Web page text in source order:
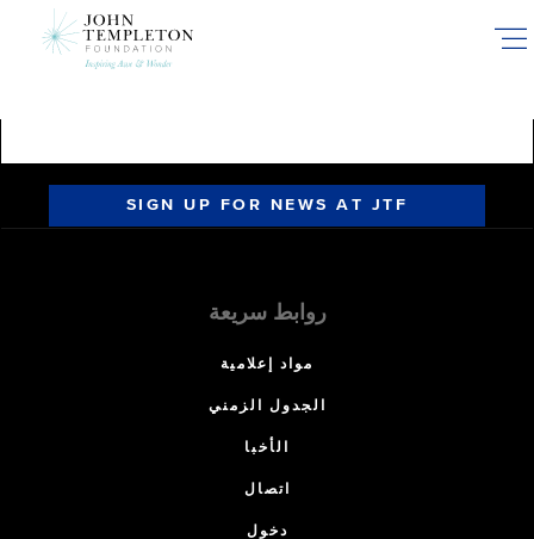
SIGN UP FOR NEWS AT JTF
روابط سريعة
مواد إعلامية
الجدول الزمني
الأخبا
اتصال
دخول